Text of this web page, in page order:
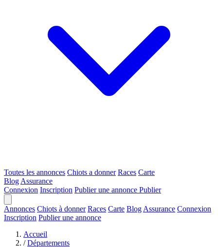
Toutes les annonces Chiots a donner Races Carte
Blog Assurance
Connexion Inscription Publier une annonce Publier
Annonces Chiots à donner Races Carte Blog Assurance Connexion
Inscription Publier une annonce
Accueil
/ Départements